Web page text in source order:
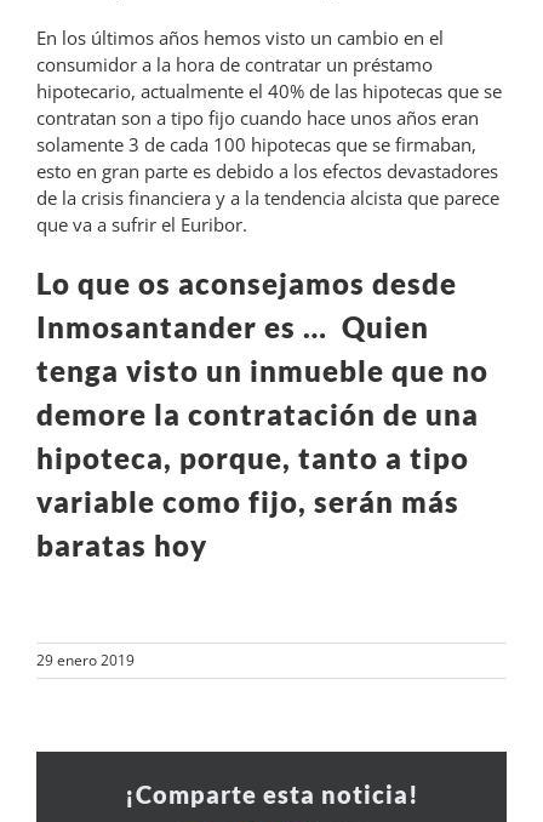
En los últimos años hemos visto un cambio en el
consumidor a la hora de contratar un préstamo
hipotecario, actualmente el 40% de las hipotecas que se
contratan son a tipo fijo cuando hace unos años eran
solamente 3 de cada 100 hipotecas que se firmaban,
esto en gran parte es debido a los efectos devastadores
de la crisis financiera y a la tendencia alcista que parece
que va a sufrir el Euribor.
Lo que os aconsejamos desde
Inmosantander es … Quien
tenga visto un inmueble que no
demore la contratación de una
hipoteca, porque, tanto a tipo
variable como fijo, serán más
baratas hoy
29 enero 2019
¡Comparte esta noticia!